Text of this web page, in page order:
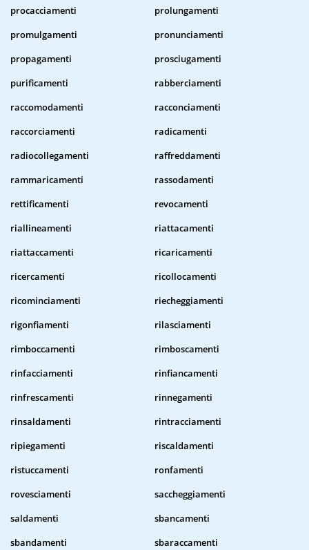
procacciamenti
prolungamenti
promulgamenti
pronunciamenti
propagamenti
prosciugamenti
purificamenti
rabberciamenti
raccomodamenti
racconciamenti
raccorciamenti
radicamenti
radiocollegamenti
raffreddamenti
rammaricamenti
rassodamenti
rettificamenti
revocamenti
riallineamenti
riattacamenti
riattaccamenti
ricaricamenti
ricercamenti
ricollocamenti
ricominciamenti
riecheggiamenti
rigonfiamenti
rilasciamenti
rimboccamenti
rimboscamenti
rinfacciamenti
rinfiancamenti
rinfrescamenti
rinnegamenti
rinsaldamenti
rintracciamenti
ripiegamenti
riscaldamenti
ristuccamenti
ronfamenti
rovesciamenti
saccheggiamenti
saldamenti
sbancamenti
sbandamenti
sbaraccamenti